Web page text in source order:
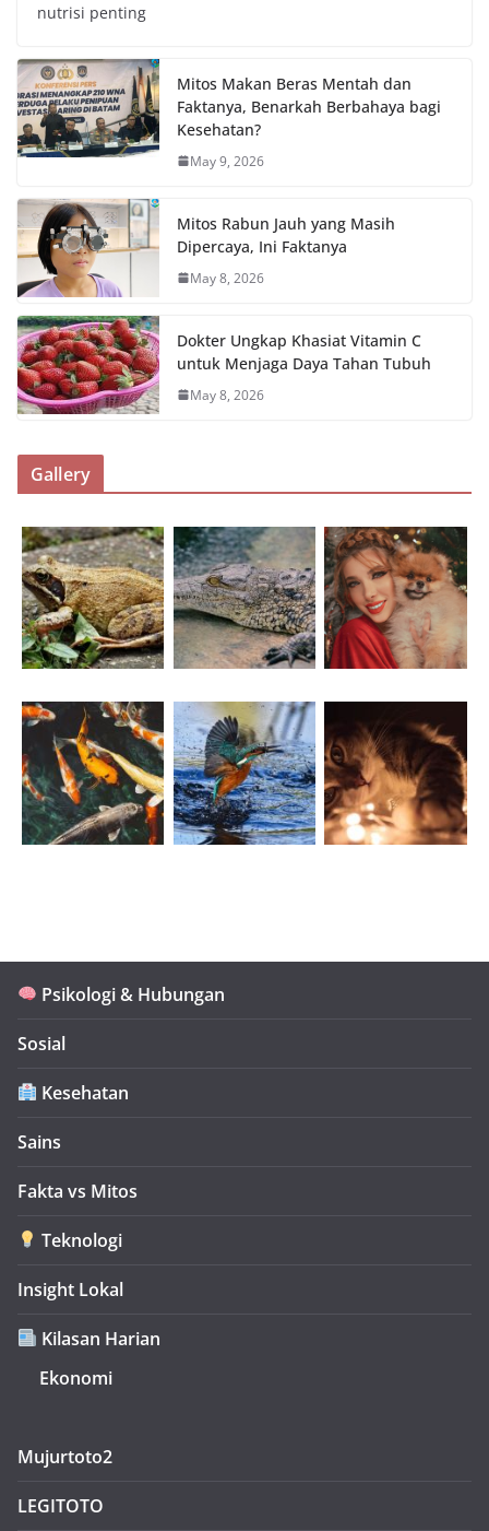
nutrisi penting
Mitos Makan Beras Mentah dan
Faktanya, Benarkah Berbahaya bagi
Kesehatan?
May 9, 2026
Mitos Rabun Jauh yang Masih
Dipercaya, Ini Faktanya
May 8, 2026
Dokter Ungkap Khasiat Vitamin C
untuk Menjaga Daya Tahan Tubuh
May 8, 2026
Gallery
Psikologi & Hubungan
Sosial
Kesehatan
Sains
Fakta vs Mitos
Teknologi
Insight Lokal
Kilasan Harian
Ekonomi
Mujurtoto2
LEGITOTO